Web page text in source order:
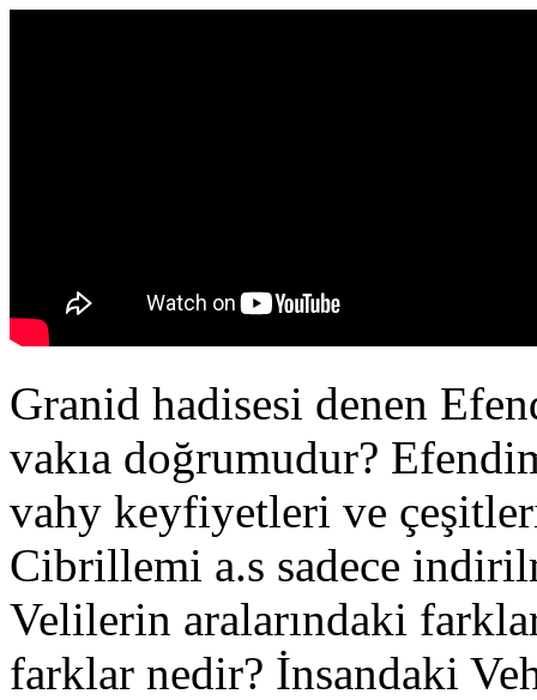
Granid hadisesi denen
vakıa doğrumudur?
vahy keyfiyetleri ve çeşitleri
Cibrillemi a.s sadece
Velilerin aralarındaki
farklar nedir? İnsandaki